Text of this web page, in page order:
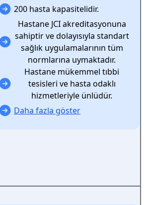
200 hasta kapasitelidir.
Hastane JCI akreditasyonuna
sahiptir ve dolayısıyla standart
sağlık uygulamalarının tüm
normlarına uymaktadır.
Hastane mükemmel tıbbi
tesisleri ve hasta odaklı
hizmetleriyle ünlüdür.
Daha fazla göster